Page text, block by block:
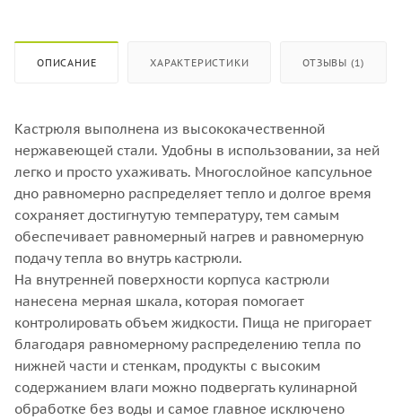
ОПИСАНИЕ ХАРАКТЕРИСТИКИ ОТЗЫВЫ (1)
Кастрюля выполнена из высококачественной
нержавеющей стали. Удобны в использовании, за ней
легко и просто ухаживать. Многослойное капсульное
дно равномерно распределяет тепло и долгое время
сохраняет достигнутую температуру, тем самым
обеспечивает равномерный нагрев и равномерную
подачу тепла во внутрь кастрюли.
На внутренней поверхности корпуса кастрюли
нанесена мерная шкала, которая помогает
контролировать объем жидкости. Пища не пригорает
благодаря равномерному распределению тепла по
нижней части и стенкам, продукты с высоким
содержанием влаги можно подвергать кулинарной
обработке без воды и самое главное исключено